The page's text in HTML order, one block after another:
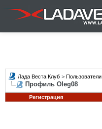
Лада Веста Клуб > Пользователи
Профиль Oleg08
Регистрация